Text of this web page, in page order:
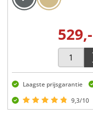
529,-
Laagste prijsgarantie
9,3/10